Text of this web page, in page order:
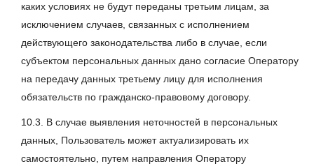
каких условиях не будут переданы третьим лицам, за
исключением случаев, связанных с исполнением
действующего законодательства либо в случае, если
субъектом персональных данных дано согласие Оператору
на передачу данных третьему лицу для исполнения
обязательств по гражданско-правовому договору.
10.3. В случае выявления неточностей в персональных
данных, Пользователь может актуализировать их
самостоятельно, путем направления Оператору